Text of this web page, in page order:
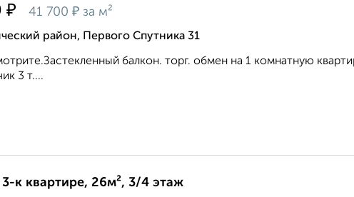
₽ 41 700 ₽ за м²
район, Первого Спутника 31
балкон. торг. обмен на 1 комнатную
3 т....
3-к квартире, 26м², 3/4 этаж